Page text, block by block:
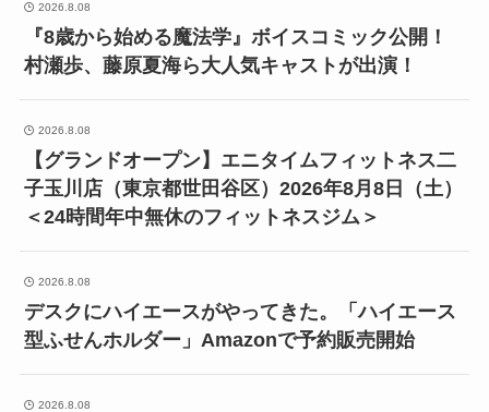
2026.8.08
『8歳から始める魔法学』ボイスコミック公開！
村瀬歩、藤原夏海ら大人気キャストが出演！
2026.8.08
【グランドオープン】エニタイムフィットネス二
子玉川店（東京都世田谷区）2026年8月8日（土）
＜24時間年中無休のフィットネスジム＞
2026.8.08
デスクにハイエースがやってきた。「ハイエース
型ふせんホルダー」Amazonで予約販売開始
2026.8.08